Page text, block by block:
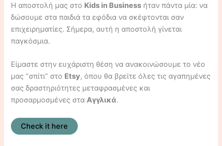
Η αποστολή μας στο Kids in Business ήταν πάντα μία: να
δώσουμε στα παιδιά τα εφόδια να σκέφτονται σαν
επιχειρηματίες. Σήμερα, αυτή η αποστολή γίνεται
παγκόσμια.
Είμαστε στην ευχάριστη θέση να ανακοινώσουμε το νέο
μας “σπίτι” στο Etsy, όπου θα βρείτε όλες τις αγαπημένες
σας δραστηριότητες μεταφρασμένες και
προσαρμοσμένες σταΑγγλικά.
Check it here